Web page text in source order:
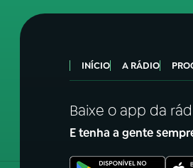
INÍCIO A RÁDIO
Baixe o app da
E tenha a gente